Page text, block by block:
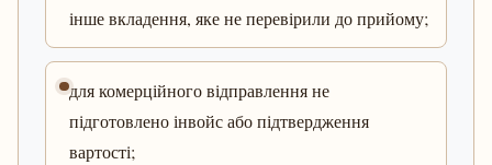
інше вкладення, яке не перевірили до прийому;
для комерційного відправлення не
підготовлено інвойс або підтвердження
вартості;